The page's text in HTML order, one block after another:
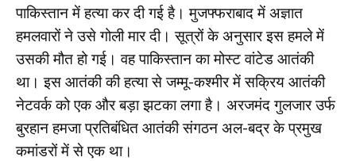
पाकिस्तान में हत्या कर दी गई है। मुजफ्फराबाद में अज्ञात
हमलवारों ने उसे गोली मार दी। सूत्रों के अनुसार इस हमले में
उसकी मौत हो गई। वह पाकिस्तान का मोस्ट वांटेड आतंकी
था। इस आतंकी की हत्या से जम्मू-कश्मीर में सक्रिय आतंकी
नेटवर्क को एक और बड़ा झटका लगा है। अरजमंद गुलजार उर्फ
बुरहान हमजा प्रतिबंधित आतंकी संगठन अल-बद्र के प्रमुख
कमांडरों में से एक था।